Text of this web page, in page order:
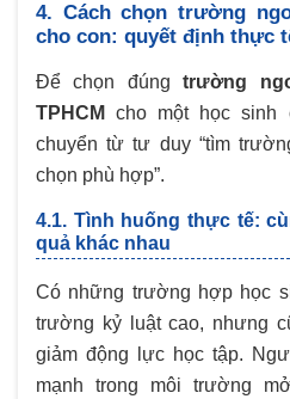
4. Cách chọn trường
cho con: quyết định thực
Để chọn đúngtrường
TPHCM
cho một học sinh
chuyển từ tư duy “tìm
chọn phù hợp”.
4.1. Tình huống thực tế:
quả khác nhau
Có những trường hợp học
trường kỷ luật cao, nhưng
giảm động lực học tập.
mạnh trong môi trường